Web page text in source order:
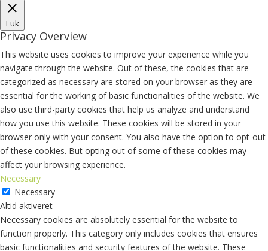
Luk
Privacy Overview
This website uses cookies to improve your experience while you
navigate through the website. Out of these, the cookies that are
categorized as necessary are stored on your browser as they are
essential for the working of basic functionalities of the website. We
also use third-party cookies that help us analyze and understand
how you use this website. These cookies will be stored in your
browser only with your consent. You also have the option to opt-out
of these cookies. But opting out of some of these cookies may
affect your browsing experience.
Necessary
Necessary
Altid aktiveret
Necessary cookies are absolutely essential for the website to
function properly. This category only includes cookies that ensures
basic functionalities and security features of the website. These